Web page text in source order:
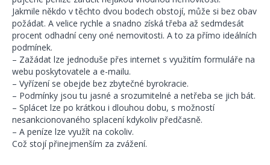
Jakmile někdo v těchto dvou bodech obstojí, může si bez obav
požádat. A velice rychle a snadno získá třeba až sedmdesát
procent odhadní ceny oné nemovitosti. A to za přímo ideálních
podmínek.
– Zažádat lze jednoduše přes internet s využitím formuláře na
webu poskytovatele a e-mailu.
– Vyřízení se obejde bez zbytečné byrokracie.
– Podmínky jsou tu jasné a srozumitelné a netřeba se jich bát.
– Splácet lze po krátkou i dlouhou dobu, s možností
nesankcionovaného splacení kdykoliv předčasně.
– A peníze lze využít na cokoliv.
Což stojí přinejmenším za zvážení.